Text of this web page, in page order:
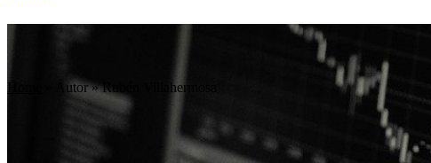
Home Autor»Rubén Villahermosa